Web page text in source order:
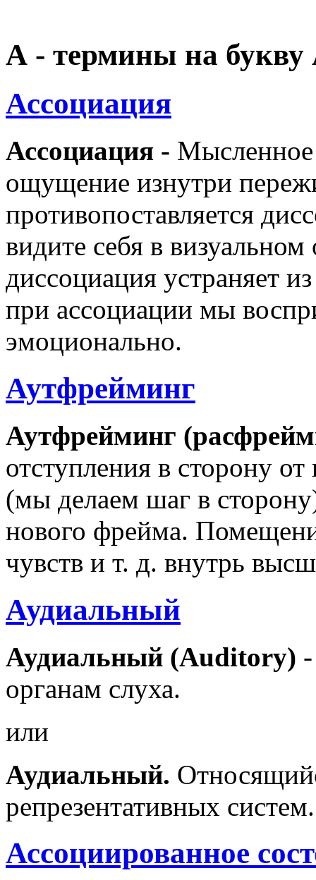
А - термины на букву
Ассоциация
Ассоциация -
ощущение изнутри
противопоставляется
видите себя в
диссоциация устраняет
при ассоциации мы
эмоционально.
Аутфрейминг
Аутфрейминг
отступления в сторону
(мы делаем шаг в
нового фрейма.
чувств и т. д. внутрь
Аудиальный
Аудиальный (Auditory)
органам слуха.
или
Аудиальный.
репрезентативных систем.
Ассоциированное